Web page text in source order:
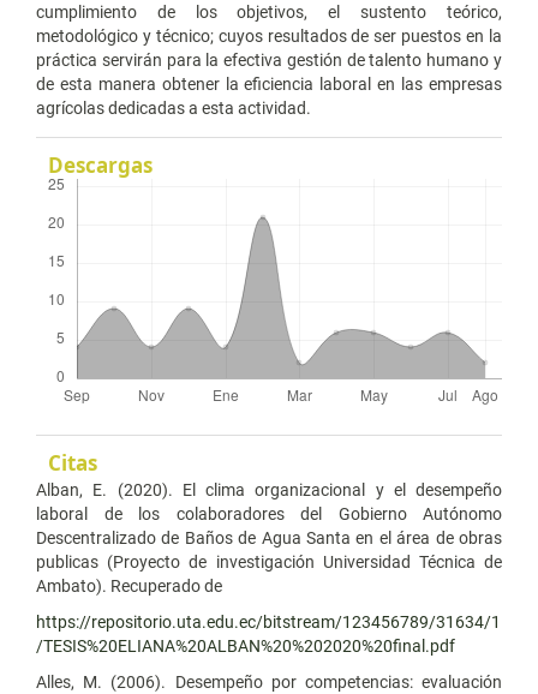
cumplimiento de los objetivos, el sustento teórico,
metodológico y técnico; cuyos resultados de ser puestos en la
práctica servirán para la efectiva gestión de talento humano y
de esta manera obtener la eficiencia laboral en las empresas
agrícolas dedicadas a esta actividad.
Descargas
Citas
Alban, E. (2020). El clima organizacional y el desempeño
laboral de los colaboradores del Gobierno Autónomo
Descentralizado de Baños de Agua Santa en el área de obras
publicas (Proyecto de investigación Universidad Técnica de
Ambato). Recuperado de
https://repositorio.uta.edu.ec/bitstream/123456789/31634/1
/TESIS%20ELIANA%20ALBAN%20%202020%20final.pdf
Alles, M. (2006). Desempeño por competencias: evaluación